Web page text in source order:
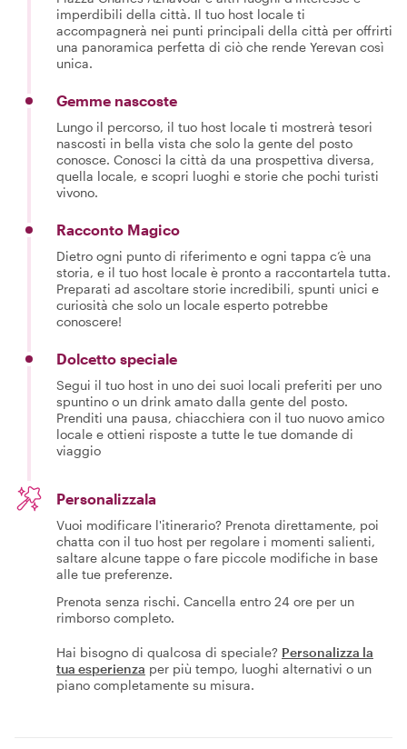
imperdibili della città. Il tuo host locale ti
accompagnerà nei punti principali della città per offrirti
una panoramica perfetta di ciò che rende Yerevan così
unica.
Gemme nascoste
Lungo il percorso, il tuo host locale ti mostrerà tesori
nascosti in bella vista che solo la gente del posto
conosce. Conosci la città da una prospettiva diversa,
quella locale, e scopri luoghi e storie che pochi turisti
vivono.
Racconto Magico
Dietro ogni punto di riferimento e ogni tappa c’è una
storia, e il tuo host locale è pronto a raccontartela tutta.
Preparati ad ascoltare storie incredibili, spunti unici e
curiosità che solo un locale esperto potrebbe
conoscere!
Dolcetto speciale
Segui il tuo host in uno dei suoi locali preferiti per uno
spuntino o un drink amato dalla gente del posto.
Prenditi una pausa, chiacchiera con il tuo nuovo amico
locale e ottieni risposte a tutte le tue domande di
viaggio
Personalizzala
Vuoi modificare l'itinerario? Prenota direttamente, poi
chatta con il tuo host per regolare i momenti salienti,
saltare alcune tappe o fare piccole modifiche in base
alle tue preferenze.
Prenota senza rischi. Cancella entro 24 ore per un
rimborso completo.
Hai bisogno di qualcosa di speciale? Personalizza la
tua esperienza per più tempo, luoghi alternativi o un
piano completamente su misura.